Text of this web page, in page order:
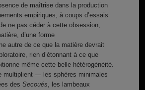
de maîtrise dans la production
empiriques, à coups d’essais
ne pas céder à cette obsession,
d’une forme
autre de ce que la matière devrait
rien d’étonnant à ce que
même cette belle hétérogénéité.
multiplient — les sphères minimales
des Secoués, les lambeaux